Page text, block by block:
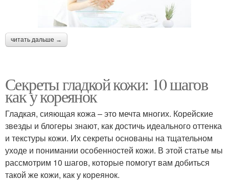
читать дальше →
Секреты гладкой кожи: 10 шагов
как у кореянок
Гладкая, сияющая кожа – это мечта многих. Корейские
звезды и блогеры знают, как достичь идеального оттенка
и текстуры кожи. Их секреты основаны на тщательном
уходе и понимании особенностей кожи. В этой статье мы
рассмотрим 10 шагов, которые помогут вам добиться
такой же кожи, как у кореянок.